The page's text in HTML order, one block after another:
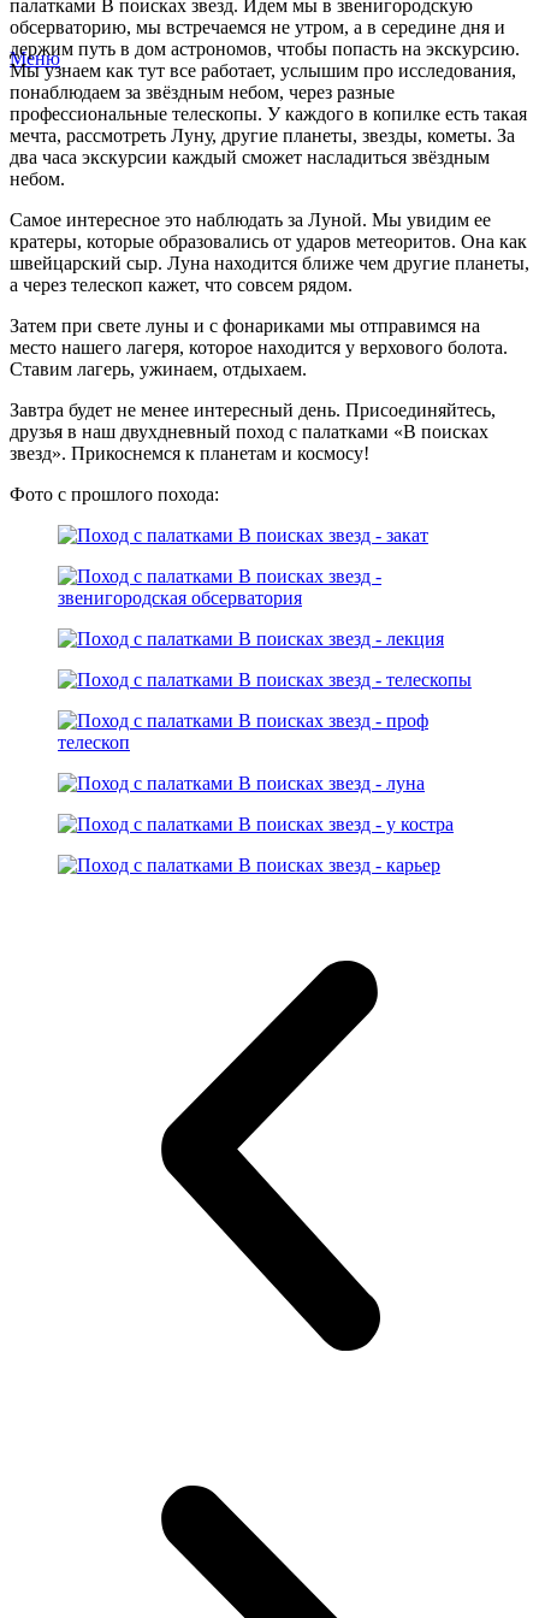
Меню
палатками В поисках звезд. Идем мы в звенигородскую
обсерваторию, мы встречаемся не утром, а в середине дня и
держим путь в дом астрономов, чтобы попасть на экскурсию.
Мы узнаем как тут все работает, услышим про исследования,
понаблюдаем за звёздным небом, через разные
профессиональные телескопы. У каждого в копилке есть такая
мечта, рассмотреть Луну, другие планеты, звезды, кометы. За
два часа экскурсии каждый сможет насладиться звёздным
небом.
Самое интересное это наблюдать за Луной. Мы увидим ее
кратеры, которые образовались от ударов метеоритов. Она как
швейцарский сыр. Луна находится ближе чем другие планеты,
а через телескоп кажет, что совсем рядом.
Затем при свете луны и с фонариками мы отправимся на
место нашего лагеря, которое находится у верхового болота.
Ставим лагерь, ужинаем, отдыхаем.
Завтра будет не менее интересный день. Присоединяйтесь,
друзья в наш двухдневный поход с палатками «В поисках
звезд». Прикоснемся к планетам и космосу!
Фото с прошлого похода: